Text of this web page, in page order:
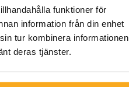
funktioner för
information från din enhet
tur kombinera informationen
deras tjänster.